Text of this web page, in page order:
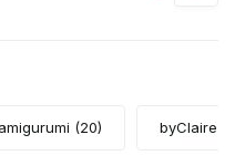
amigurumi (20) byClaire